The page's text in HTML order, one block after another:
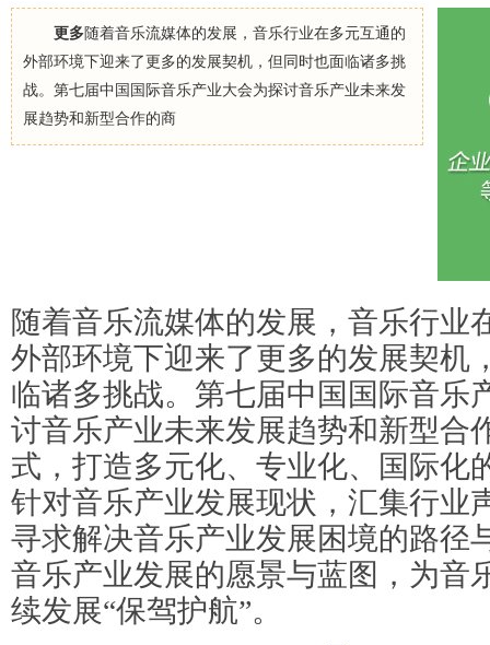
更多随着音乐流媒体的发展，音乐行业在多元互通的
外部环境下迎来了更多的发展契机，但同时也面临诸多挑
战。第七届中国国际音乐产业大会为探讨音乐产业未来发
展趋势和新型合作的商
随着音乐流媒体的发展，音乐行业
外部环境下迎来了更多的发展契机
临诸多挑战。第七届中国国际音乐
讨音乐产业未来发展趋势和新型合
式，打造多元化、专业化、国际化
针对音乐产业发展现状，汇集行业
寻求解决音乐产业发展困境的路径
音乐产业发展的愿景与蓝图，为音
续发展“保驾护航”。